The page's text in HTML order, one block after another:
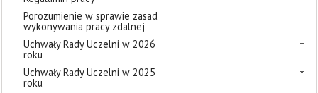
Porozumienie w sprawie zasad
wykonywania pracy zdalnej
Uchwały Rady Uczelni w 2026
roku
Uchwały Rady Uczelni w 2025
roku